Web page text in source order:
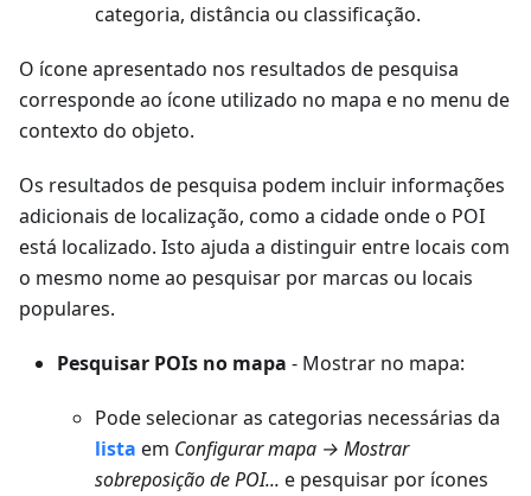
categoria, distância ou classificação.
O ícone apresentado nos resultados de pesquisa
corresponde ao ícone utilizado no mapa e no menu de
contexto do objeto.
Os resultados de pesquisa podem incluir informações
adicionais de localização, como a cidade onde o POI
está localizado. Isto ajuda a distinguir entre locais com
o mesmo nome ao pesquisar por marcas ou locais
populares.
Pesquisar POIs no mapa - Mostrar no mapa:
Pode selecionar as categorias necessárias da
lista em Configurar mapa → Mostrar
sobreposição de POI... e pesquisar por ícones